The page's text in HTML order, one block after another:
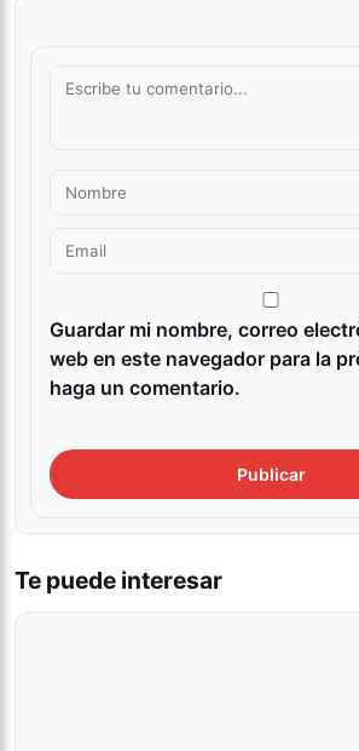
Guardar mi nombre, correo
web en este navegador para la
haga un comentario.
Te puede interesar